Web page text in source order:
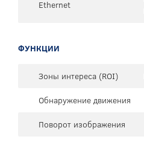
Ethernet
ФУНКЦИИ
Зоны интереса (ROI)
Обнаружение движения
Поворот изображения